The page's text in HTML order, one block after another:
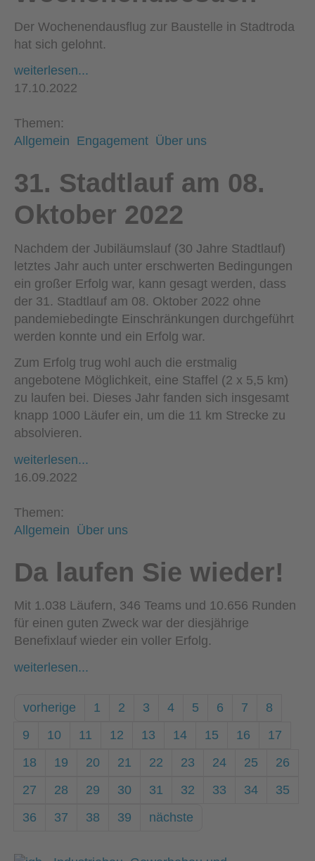
Der Wochenendausflug zur Baustelle in Stadtroda
hat sich gelohnt.
weiterlesen...
17.10.2022
Themen:
Allgemein Engagement Über uns
31. Stadtlauf am 08.
Oktober 2022
Nachdem der Jubiläumslauf (30 Jahre Stadtlauf)
letztes Jahr auch unter erschwerten Bedingungen
ein großer Erfolg war, kann gesagt werden, dass
der 31. Stadtlauf am 08. Oktober 2022 ohne
pandemiebedingte Einschränkungen durchgeführt
werden konnte und ein Erfolg war.
Zum Erfolg trug wohl auch die erstmalig
angebotene Möglichkeit, eine Staffel (2 x 5,5 km)
zu laufen bei. Dieses Jahr fanden sich insgesamt
knapp 1000 Läufer ein, um die 11 km Strecke zu
absolvieren.
weiterlesen...
16.09.2022
Themen:
Allgemein Über uns
Da laufen Sie wieder!
Mit 1.038 Läufern, 346 Teams und 10.656 Runden
für einen guten Zweck war der diesjährige
Benefixlauf wieder ein voller Erfolg.
weiterlesen...
vorherige 1 2 3 4 5 6 7
8
9
10 11 12 13 14 15 16
17
18
19 20 21 22 23 24 25
26
27
28 29 30 31 32 33 34
35
36
37 38 39 nächste